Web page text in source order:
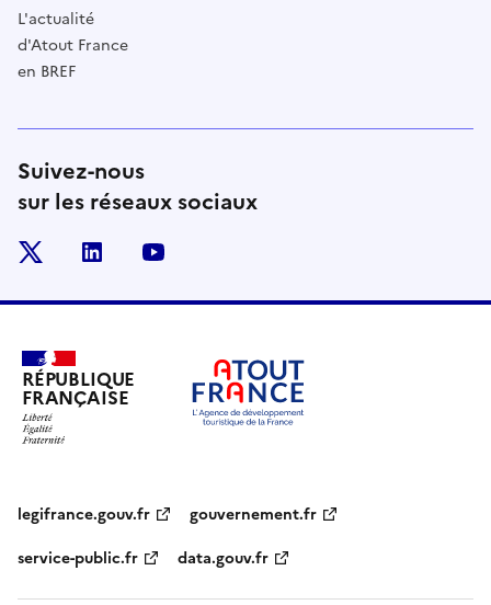
L'actualité
d'Atout France
en BREF
Suivez-nous
sur les réseaux sociaux
linkedin
RÉPUBLIQUE
FRANÇAISE
legifrance.gouv.fr
gouvernement.fr
service-public.fr
data.gouv.fr